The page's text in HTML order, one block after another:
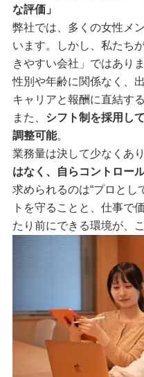
な評価」
弊社では、多くの女性メ
います。しかし、私たち
きやすい会社」ではありま
性別や年齢に関係なく、
キャリアと報酬に直結す
また、 シフト制を採用し
調整可能。
業務量は決して少なくあ
はなく、自らコントロー
求められるのは“プロとし
トを守ることと、仕事で
たり前にできる環境が、